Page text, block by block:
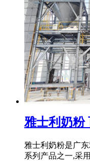
雅士利奶粉
雅士利奶粉是广
系列产品之一,采